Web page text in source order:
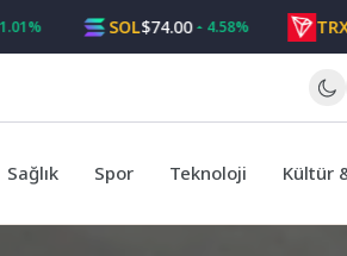
SOL$74.00 4.58% TRX
Sağlık Spor Teknoloji Kültür